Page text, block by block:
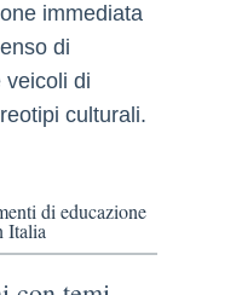
immediata
di
veicoli di
culturali.
di educazione
Italia